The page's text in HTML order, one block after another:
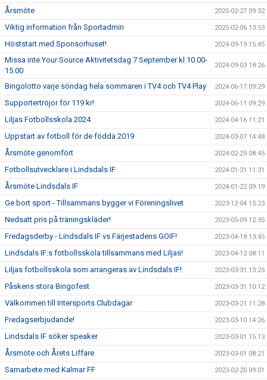
Årsmöte 2025-02-27 09:32
Viktig information från Sportadmin 2025-02-06 13:53
Höststart med Sponsorhuset! 2024-09-19 15:45
Missa inte Your Source Aktivitetsdag 7 September kl 10.00-
15.00
2024-09-03 18:26
Bingolotto varje söndag hela sommaren i TV4 och TV4 Play 2024-06-17 09:29
Supportertröjor för 119 kr! 2024-06-11 09:29
Liljas Fotbollsskola 2024 2024-04-16 11:21
Uppstart av fotboll för de födda 2019 2024-03-07 14:48
Årsmöte genomfört 2024-02-29 08:45
Fotbollsutvecklare i Lindsdals IF 2024-01-31 11:31
Årsmöte Lindsdals IF 2024-01-22 09:19
Ge bort sport - Tillsammans bygger vi Föreningslivet 2023-12-04 15:23
Nedsatt pris på träningskläder! 2023-05-09 12:35
Fredagsderby - Lindsdals IF vs Färjestadens GOIF! 2023-04-18 13:45
Lindsdals IF:s fotbollsskola tillsammans med Liljas! 2023-04-12 08:11
Liljas fotbollsskola som arrangeras av Lindsdals IF! 2023-03-31 13:25
Påskens stora Bingofest 2023-03-31 10:12
Välkommen till Intersports Clubdagar 2023-03-21 11:28
Fredagserbjudande! 2023-03-10 14:26
Lindsdals IF söker speaker 2023-03-01 15:13
Årsmöte och Årets Liffare 2023-03-01 08:21
Samarbete med Kalmar FF 2023-02-20 09:01